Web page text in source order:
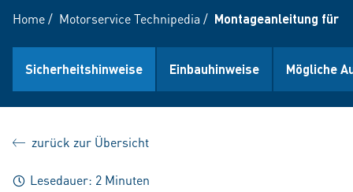
Home/ Motorservice Technipedia / Montageanleitung für
Sicherheitshinweise Einbauhinweise Mögliche
zurück zur Übersicht
Lesedauer: 2 Minuten